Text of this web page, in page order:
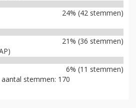
24% (42 stemmen)
21% (36 stemmen)
6% (11 stemmen)
stemmen: 170